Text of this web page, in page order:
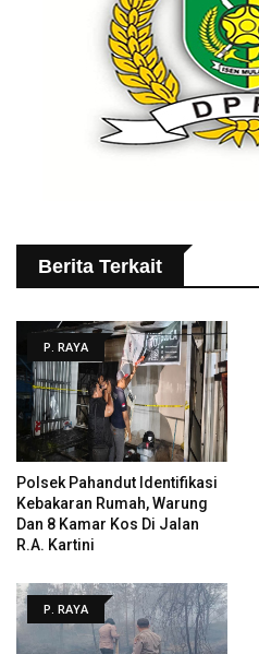
Berita Terkait
P. RAYA
Polsek Pahandut Identifikasi
Kebakaran Rumah, Warung
Dan 8 Kamar Kos Di Jalan
R.A. Kartini
P. RAYA